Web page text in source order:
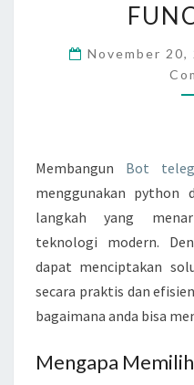
November 20,
Membangun Bot
menggunakan python
langkah yang
teknologi modern.
dapat menciptakan
secara praktis dan
bagaimana anda bisa
Mengapa